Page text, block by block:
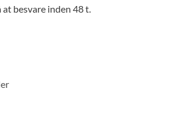
besvare inden 48 t.